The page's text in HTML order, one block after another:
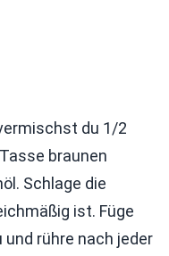
du 1/2
braunen
Schlage die
ist. Füge
und rühre nach jeder